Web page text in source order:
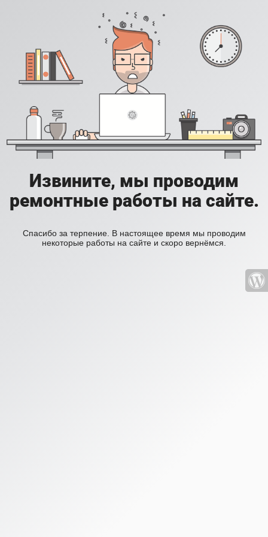
Извините, мы проводим
ремонтные работы на сайте.
Спасибо за терпение. В настоящее время мы проводим
некоторые работы на сайте и скоро вернёмся.